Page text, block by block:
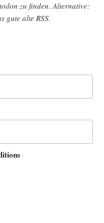
zu fin­den. Alter­na­ti­ve:
gute alte RSS.